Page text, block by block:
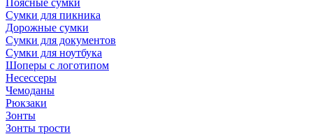
Поясные сумки
Сумки для пикника
Дорожные сумки
Сумки для документов
Сумки для ноутбука
Шоперы с логотипом
Несессеры
Чемоданы
Рюкзаки
Зонты
Зонты трости